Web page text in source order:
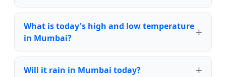
What is today's high and low temperature
in Mumbai?
Will it rain in Mumbai today?